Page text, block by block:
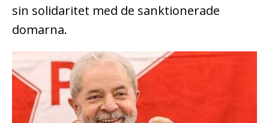
sin solidaritet med de sanktionerade
domarna.